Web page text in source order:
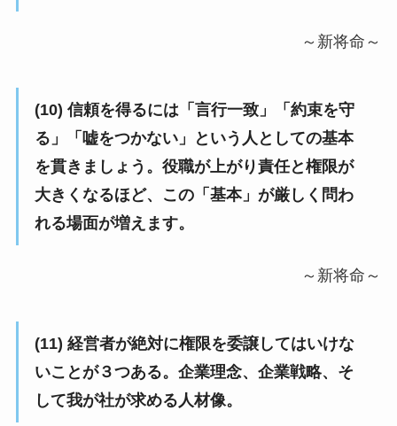
～新将命～
(10) 信頼を得るには「言行一致」「約束を守
る」「嘘をつかない」という人としての基本
を貫きましょう。役職が上がり責任と権限が
大きくなるほど、この「基本」が厳しく問わ
れる場面が増えます。
～新将命～
(11) 経営者が絶対に権限を委譲してはいけな
いことが３つある。企業理念、企業戦略、そ
して我が社が求める人材像。